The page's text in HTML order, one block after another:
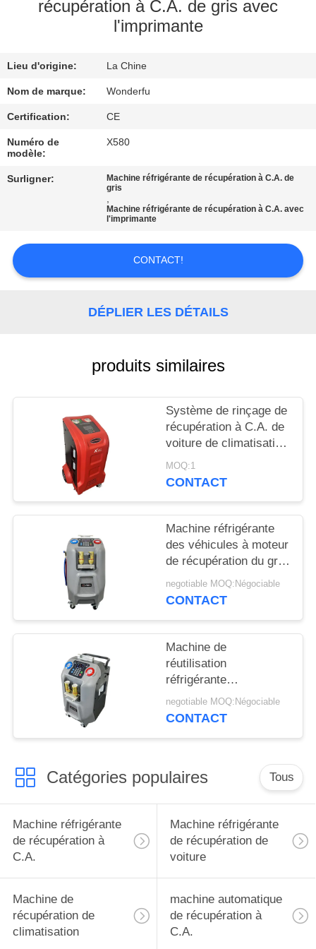
QUALITÉ
CONTACTEZ-
NOUS
DEMANDEZ
PLAN
POLICY
récupération à C.A. de gris avec
l'imprimante
Lieu d'origine: La Chine
Nom de marque: Wonderfu
Certification: CE
Numéro de
modèle:
X580
Surligner:
Machine réfrigérante de récupération à C.A. de
gris
,
Machine réfrigérante de récupération à C.A. avec
l'imprimante
CONTACT!
DÉPLIER LES DÉTAILS
produits similaires
Système de rinçage de
récupération à C.A. de
voiture de climatisation
réfrigérante de
machine
MOQ:1
CONTACT
Machine réfrigérante
des véhicules à moteur
de récupération du gris
10kg avec 5" ecran
couleur d'affichage à
negotiable MOQ:Négociable
CONTACT
Machine de
réutilisation
réfrigérante
automatique de
machine réfrigérante
negotiable MOQ:Négociable
CONTACT
Catégories populaires Tous
Machine réfrigérante
de récupération à
C.A.
Machine réfrigérante
de récupération de
voiture
Machine de
récupération de
climatisation
machine automatique
de récupération à
C.A.